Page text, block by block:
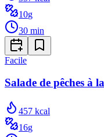
10g
30 min
Facile
Salade de pêches à
457 kcal
16g